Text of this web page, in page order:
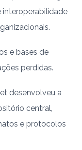
interoperabilidade
e bases de
perdidas.
desenvolveu a
central,
e protocolos